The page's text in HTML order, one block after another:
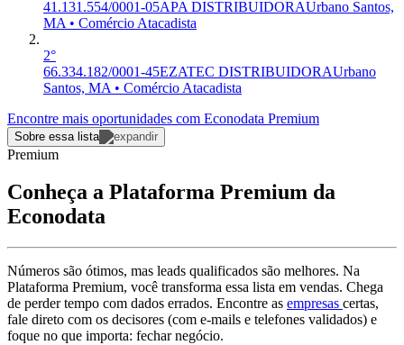
41.131.554/0001-05APA DISTRIBUIDORAUrbano Santos,
MA • Comércio Atacadista
2°
66.334.182/0001-45EZATEC DISTRIBUIDORAUrbano
Santos, MA • Comércio Atacadista
Encontre mais oportunidades com Econodata Premium
Sobre essa lista
Premium
Conheça a Plataforma Premium da
Econodata
Números são ótimos, mas leads qualificados são melhores. Na
Plataforma Premium, você transforma essa lista em vendas. Chega
de perder tempo com dados errados. Encontre as empresas certas,
fale direto com os decisores (com e-mails e telefones validados) e
foque no que importa: fechar negócio.